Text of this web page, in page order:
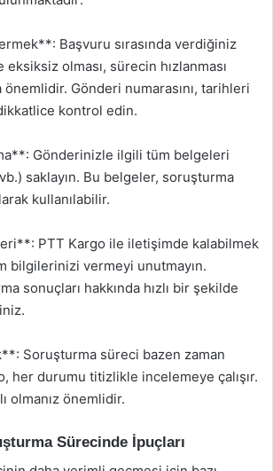
Başvuru sırasında verdiğiniz
olması, sürecin hızlanması
önemlidir. Gönderi numarasını, tarihleri
kontrol edin.
Gönderinizle ilgili tüm belgeleri
saklayın. Bu belgeler, soruşturma
kullanılabilir.
PTT Kargo ile iletişimde kalabilmek
bilgilerinizi vermeyi unutmayın.
sonuçları hakkında hızlı bir şekilde
Soruşturma süreci bazen zaman
her durumu titizlikle incelemeye çalışır.
olmanız önemlidir.
Sürecinde İpuçları